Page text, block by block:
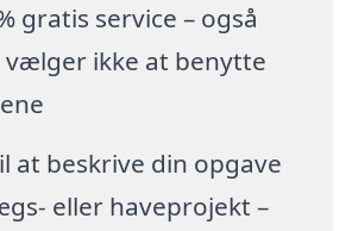
gratis service – også
vælger ikke at benytte
at beskrive din opgave
eller haveprojekt –